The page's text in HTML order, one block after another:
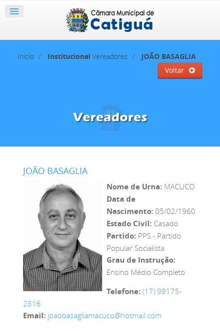
Início Institucional Vereadores
JOÃO BASAGLIA
Voltar
JOÃO BASAGLIA
Nome de Urna:MACUCO
Data de
Nascimento:05/02/1960
Estado Civil:Casado
Partido:PPS - Partido
Popular Socialista
Grau de Instrução:
Ensino Médio Completo
Telefone: (17) 99175-
2816
Email: joaobasagliamacuco@hotmail.com